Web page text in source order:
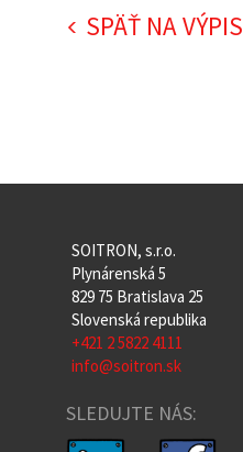
SPÄŤ NA VÝPIS
SOITRON, s.r.o.
Plynárenská 5
829 75 Bratislava 25
Slovenská republika
+421 2 5822 4111
info@soitron.sk
SLEDUJTE NÁS: